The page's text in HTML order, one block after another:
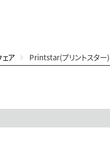
ア Printstar(プリントスター